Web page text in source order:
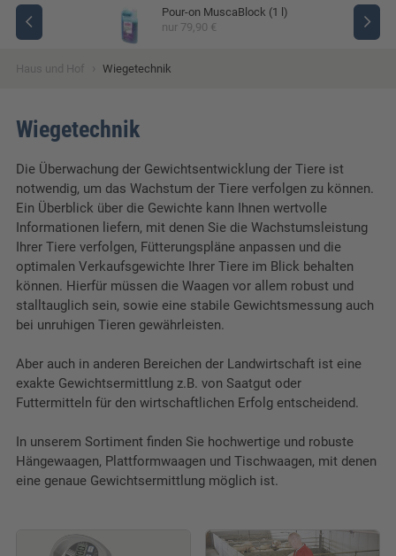
Pour-on MuscaBlock (1 l)
nur 79,90 €
Haus und Hof Wiegetechnik
Wiegetechnik
Die Überwachung der Gewichtsentwicklung der Tiere ist
notwendig, um das Wachstum der Tiere verfolgen zu können.
Ein Überblick über die Gewichte kann Ihnen wertvolle
Informationen liefern, mit denen Sie die Wachstumsleistung
Ihrer Tiere verfolgen, Fütterungspläne anpassen und die
optimalen Verkaufsgewichte Ihrer Tiere im Blick behalten
können. Hierfür müssen die Waagen vor allem robust und
stalltauglich sein, sowie eine stabile Gewichtsmessung auch
bei unruhigen Tieren gewährleisten.
Aber auch in anderen Bereichen der Landwirtschaft ist eine
exakte Gewichtsermittlung z.B. von Saatgut oder
Futtermitteln für den wirtschaftlichen Erfolg entscheidend.
In unserem Sortiment finden Sie hochwertige und robuste
Hängewaagen, Plattformwaagen und Tischwaagen, mit denen
eine genaue Gewichtsermittlung möglich ist.